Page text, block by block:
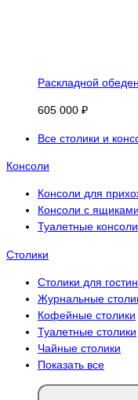
Раскладной
605 000 ₽
Все столики и
Консоли
Консоли для
Консоли с ящиками
Туалетные консоли
Столики
Столики для
Журнальные
Кофейные столики
Туалетные столики
Чайные столики
Показать все